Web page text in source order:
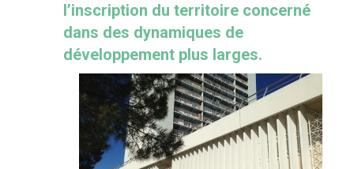
l’inscription du territoire concerné
dans des dynamiques de
développement plus larges.